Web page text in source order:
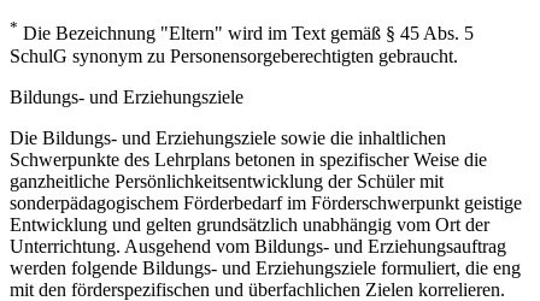
* Die Bezeichnung "Eltern" wird im Text gemäß § 45 Abs. 5
SchulG synonym zu Personensorgeberechtigten gebraucht.
Bildungs- und Erziehungsziele
Die Bildungs- und Erziehungsziele sowie die inhaltlichen
Schwerpunkte des Lehrplans betonen in spezifischer Weise die
ganzheitliche Persönlichkeitsentwicklung der Schüler mit
sonderpädagogischem Förderbedarf im Förderschwerpunkt geistige
Entwicklung und gelten grundsätzlich unabhängig vom Ort der
Unterrichtung. Ausgehend vom Bildungs- und Erziehungsauftrag
werden folgende Bildungs- und Erziehungsziele formuliert, die eng
mit den förderspezifischen und überfachlichen Zielen korrelieren.